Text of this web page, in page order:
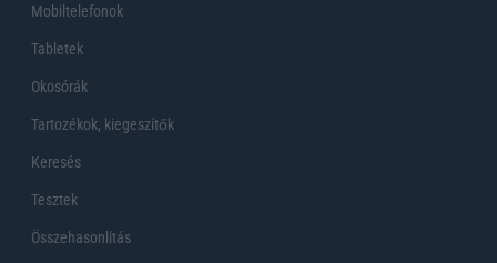
Mobiltelefonok
Tabletek
Okosórák
Tartozékok, kiegeszítők
Keresés
Tesztek
Összehasonlítás